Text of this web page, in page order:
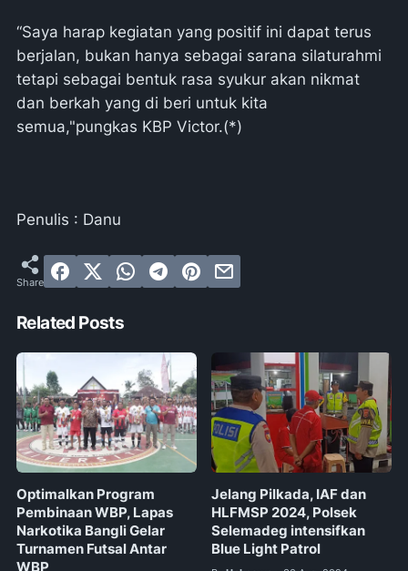
“Saya harap kegiatan yang positif ini dapat terus
berjalan, bukan hanya sebagai sarana silaturahmi
tetapi sebagai bentuk rasa syukur akan nikmat
dan berkah yang di beri untuk kita
semua,"pungkas KBP Victor.(*)
Penulis : Danu
Related Posts
Optimalkan Program
Pembinaan WBP, Lapas
Narkotika Bangli Gelar
Turnamen Futsal Antar
WBP
Jelang Pilkada, IAF dan
HLFMSP 2024, Polsek
Selemadeg intensifkan
Blue Light Patrol